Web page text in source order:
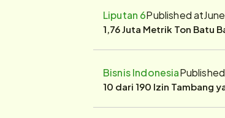
Liputan 6Published at
1,76 Juta Metrik Ton Batu
Bisnis Indonesia
10 dari 190 Izin Tambang